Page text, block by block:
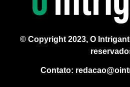
© Copyright 2023, O
Contato: